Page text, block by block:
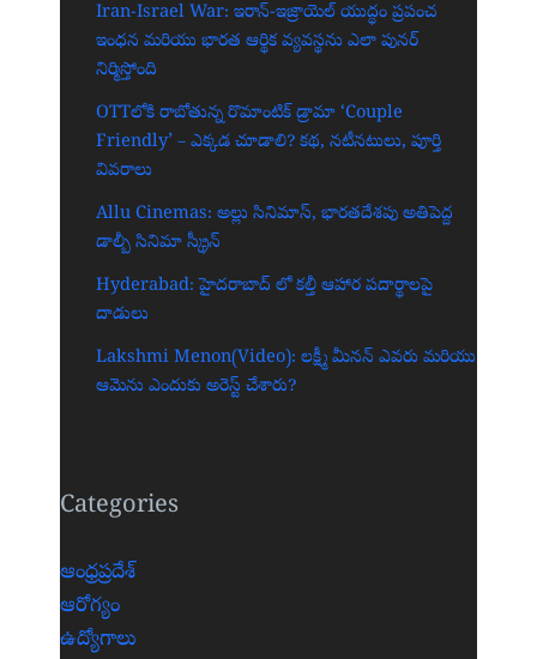
Iran-Israel War: ఇరాన్-ఇజ్రాయెల్ యుద్ధం ప్రపంచ
ఇంధన మరియు భారత ఆర్థిక వ్యవస్థను ఎలా పునర్
నిర్మిస్తోంది
OTTలోకి రాబోతున్న రొమాంటిక్ డ్రామా ‘Couple
Friendly’ – ఎక్కడ చూడాలి? కథ, నటీనటులు, పూర్తి
వివరాలు
Allu Cinemas: అల్లు సినిమాస్, భారతదేశపు అతిపెద్ద
డాల్బీ సినిమా స్క్రీన్‌
Hyderabad: హైదరాబాద్‌ లో కల్తీ ఆహార పదార్థాలపై
దాడులు
Lakshmi Menon(Video): లక్ష్మీ మీనన్ ఎవరు మరియు
ఆమెను ఎందుకు అరెస్ట్ చేశారు?
Categories
ఆంధ్రప్రదేశ్
ఆరోగ్యం
ఉద్యోగాలు